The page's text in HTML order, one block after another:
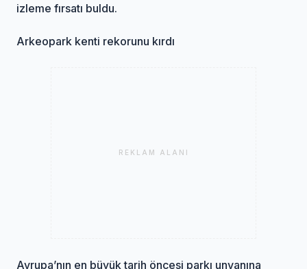
izleme fırsatı buldu.
Arkeopark kenti rekorunu kırdı
REKLAM ALANI
Avrupa’nın en büyük tarih öncesi parkı unvanına